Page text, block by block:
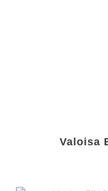
Valoisa